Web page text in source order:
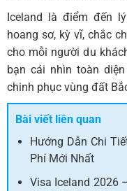
Iceland là điểm đến
hoang sơ, kỳ vĩ, chắc
cho mỗi người du
bạn cái nhìn toàn
chinh phục vùng đất
Bài viết liên quan
Hướng Dẫn Chi
Phí Mới Nhất
Visa Iceland 2026